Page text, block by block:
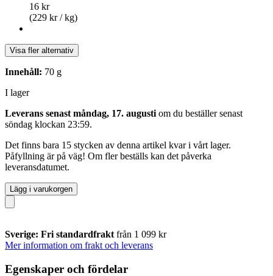
16 kr
(229 kr / kg)
Visa fler alternativ
Innehåll: 70 g
I lager
Leverans senast måndag, 17. augusti om du beställer senast
söndag klockan 23:59.
Det finns bara 15 stycken av denna artikel kvar i vårt lager.
Påfyllning är på väg! Om fler beställs kan det påverka
leveransdatumet.
Lägg i varukorgen
Sverige: Fri standardfrakt från 1 099 kr
Mer information om frakt och leverans
Egenskaper och fördelar